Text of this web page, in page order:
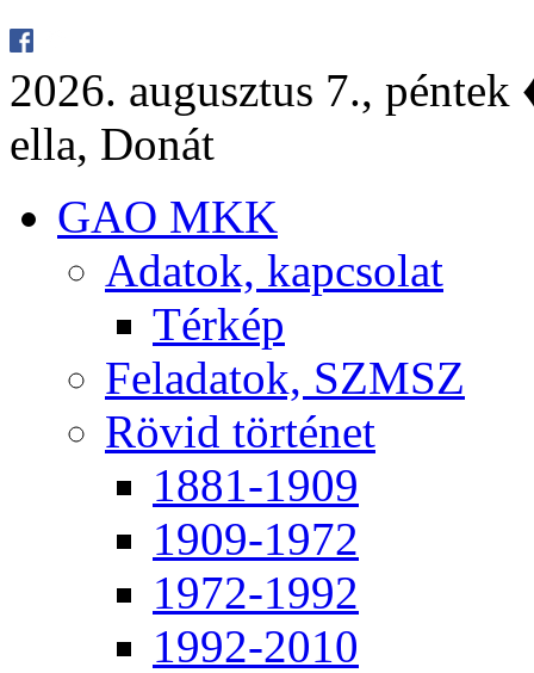
2026. au­gusz­tus 7.,
el­la, Do­nát
GAO MKK
Ada­tok, kap­cso­lat
Tér­kép
Fel­ada­tok, SZMSZ
Rö­vid tör­té­net
1881-1909
1909-1972
1972-1992
1992-2010